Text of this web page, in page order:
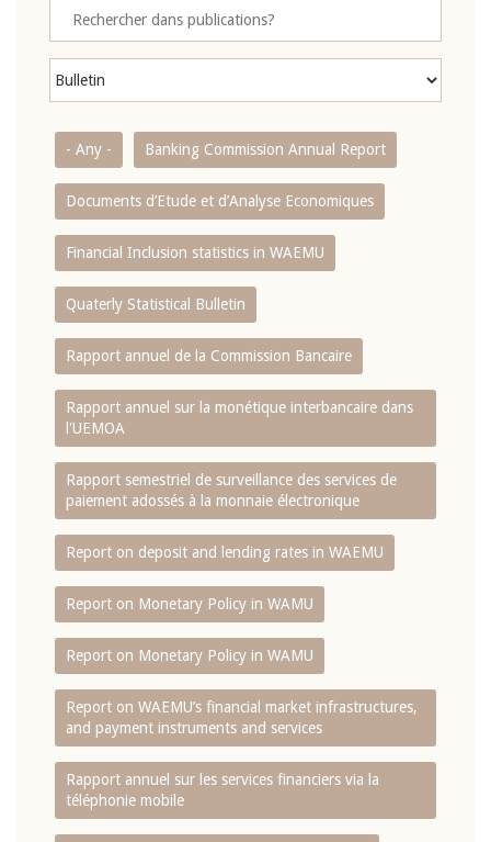
- Any - Banking Commission Annual Report
Documents d’Etude et d’Analyse Economiques
Financial Inclusion statistics in WAEMU
Quaterly Statistical Bulletin
Rapport annuel de la Commission Bancaire
Rapport annuel sur la monétique interbancaire dans
l'UEMOA
Rapport semestriel de surveillance des services de
paiement adossés à la monnaie électronique
Report on deposit and lending rates in WAEMU
Report on Monetary Policy in WAMU
Report on Monetary Policy in WAMU
Report on WAEMU’s financial market infrastructures,
and payment instruments and services
Rapport annuel sur les services financiers via la
téléphonie mobile